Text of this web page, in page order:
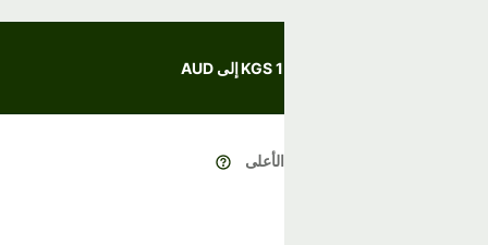
1 KGS إلى AUD
الأعلى